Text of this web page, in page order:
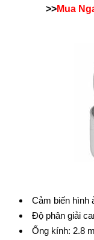
>>Mua
Cảm biến hình
Độ phân giải
Ống kính: 2.8